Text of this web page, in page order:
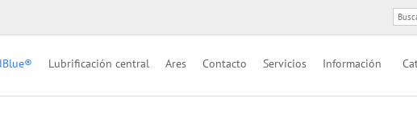
Lubrificación central Ares Contacto Servicios Información